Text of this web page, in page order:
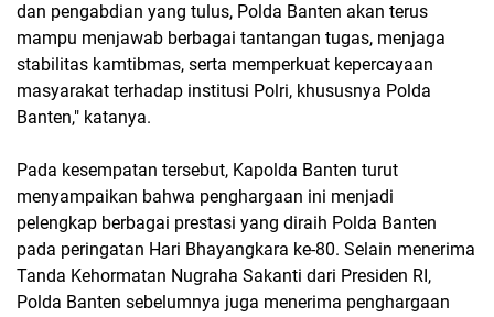
dan pengabdian yang tulus, Polda Banten akan terus
mampu menjawab berbagai tantangan tugas, menjaga
stabilitas kamtibmas, serta memperkuat kepercayaan
masyarakat terhadap institusi Polri, khususnya Polda
Banten," katanya.
Pada kesempatan tersebut, Kapolda Banten turut
menyampaikan bahwa penghargaan ini menjadi
pelengkap berbagai prestasi yang diraih Polda Banten
pada peringatan Hari Bhayangkara ke-80. Selain menerima
Tanda Kehormatan Nugraha Sakanti dari Presiden RI,
Polda Banten sebelumnya juga menerima penghargaan